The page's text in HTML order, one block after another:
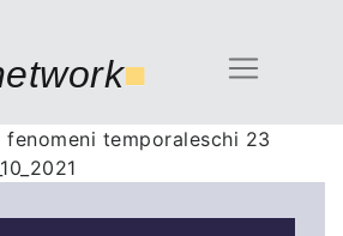
■
fenomeni temporaleschi 23